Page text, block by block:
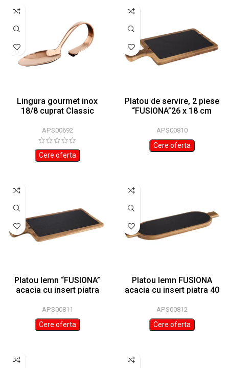
Lingura gourmet inox
18/8 cuprat Classic
APS00692
Cere oferta
Platou de servire, 2 piese
“FUSIONA”26 x 18 cm
APS00810
Cere oferta
Platou lemn “FUSIONA”
acacia cu insert piatra
APS00811
Cere oferta
Platou lemn FUSIONA
acacia cu insert piatra 40
APS00812
Cere oferta